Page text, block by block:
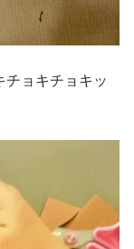
チョキチョキッ